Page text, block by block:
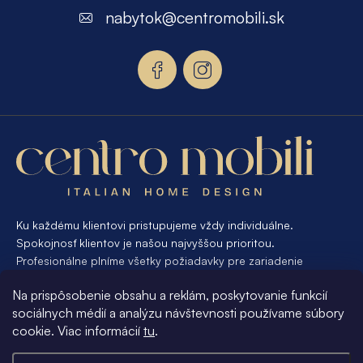
Na prispôsobenie obsahu a reklám, poskytovanie funkcií
sociálnych médií a analýzu návštevnosti používame súbory
cookie. Viac informácií tu.
e
Ku každému klientovi pristupujeme vždy individuálne.
Spokojnosť klientov je našou najvyššou prioritou.
Profesionálne plníme všetky požiadavky pre zariadenie
nábytku na mieru, presne pre váš interiér, je pre nás
samozrejmosťou Vám vyhovieť.
nabytok@centromobili.sk